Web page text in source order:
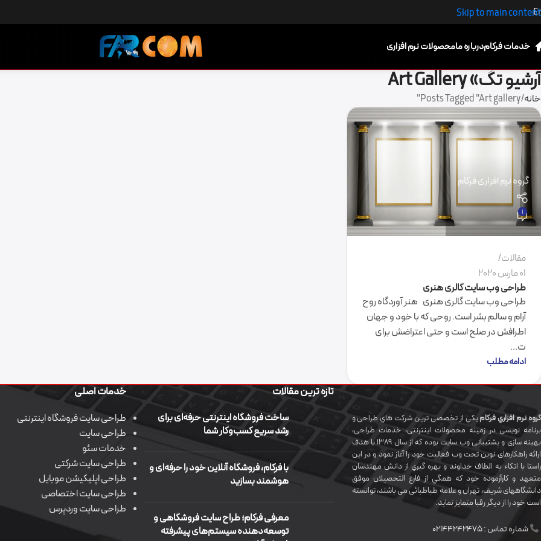
Skip to main content
خدمات فرکامدرباره مامحصولات نرم افزاری
آرشیو تگ» Art Gallery
خانه Posts Tagged "Art gallery"
گروه نرم افزاری فرکام
1
مقالات
01 مارس 2020
طراحی وب سایت گالری هنری
طراحی وب سایت گالری هنری هنر آوردگاه روح
آرام و سالم بشر است. روحی که با خود و جهان
اطرافش در صلح است و حتی اعتراضش برای
ت...
ادامه مطلب
گروه نرم افزاري فرکاميکي از تخصصی ترين شرکت هاي طراحی و
برنامه نویسی در زمینه محصولات اینترنتی، خدمات طراحی،
بهینه سازی و پشتیبانی وب سایت بوده که از سال 1389 با هدف
ارائه راهکارهای نوین تحت وب فعالیت خود را آغاز نمود و در این
راستا با اتکاء به الطاف خداوند و بهره گيري از دانش مهندسان
متعهد و کارآزموده خود که همگي از فارغ التحصیلان موفق
دانشگاههای شريف، تهران و علامه طباطبائی می باشند، توانسته
است خود را از دیگر رقبا متمایز نماید.
شماره تماس :02144242475
تازه ترین مقالات
ساخت فروشگاه اینترنتی حرفه‌ای برای
رشد سریع کسب‌وکار شما
با فرکام، فروشگاه آنلاین خود را حرفه‌ای و
هوشمند بسازید
معرفی فرکام؛ طراح سایت فروشگاهی و
توسعه‌دهنده سیستم‌های پیشرفته
خدمات اصلی
طراحی سایت فروشگاه اینترنتی
طراحی سایت
خدمات سئو
طراحی سایت شرکتی
طراحی اپلیکیشن موبایل
طراحی سایت اختصاصی
طراحی سایت وردپرس